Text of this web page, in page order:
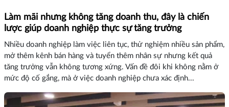
Làm mãi nhưng không tăng doanh thu, đây là chiến
lược giúp doanh nghiệp thực sự tăng trưởng
Nhiều doanh nghiệp làm việc liên tục, thử nghiệm nhiều sản phẩm,
mở thêm kênh bán hàng và tuyển thêm nhân sự nhưng kết quả
tăng trưởng vẫn không tương xứng. Vấn đề đôi khi không nằm ở
mức độ cố gắng, mà ở việc doanh nghiệp chưa xác định...